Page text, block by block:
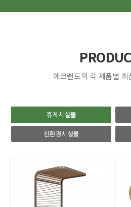
에코랜드의 각 제품별
휴게시설물
친환경시설물